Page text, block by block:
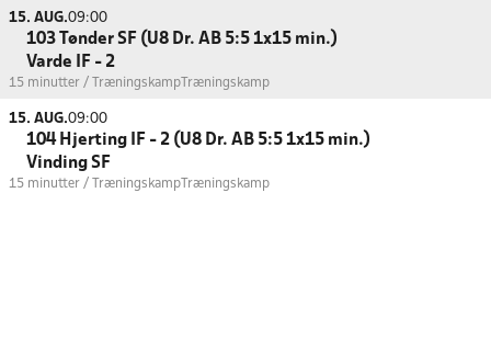
15. AUG.09:00
103 Tønder SF (U8 Dr. AB 5:5 1x15 min.)
Varde IF - 2
15 minutter / Træningskamp Træningskamp
15. AUG.09:00
104 Hjerting IF - 2 (U8 Dr. AB 5:5 1x15 min.)
Vinding SF
15 minutter / Træningskamp Træningskamp